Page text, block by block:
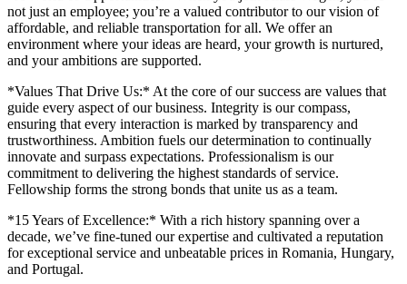
not just an employee; you’re a valued contributor to our vision of
affordable, and reliable transportation for all. We offer an
environment where your ideas are heard, your growth is nurtured,
and your ambitions are supported.
*Values That Drive Us:* At the core of our success are values that
guide every aspect of our business. Integrity is our compass,
ensuring that every interaction is marked by transparency and
trustworthiness. Ambition fuels our determination to continually
innovate and surpass expectations. Professionalism is our
commitment to delivering the highest standards of service.
Fellowship forms the strong bonds that unite us as a team.
*15 Years of Excellence:* With a rich history spanning over a
decade, we’ve fine-tuned our expertise and cultivated a reputation
for exceptional service and unbeatable prices in Romania, Hungary,
and Portugal.